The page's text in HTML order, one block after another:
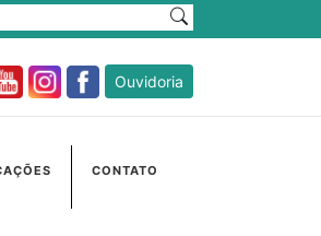
Ouvidoria
CONTATO